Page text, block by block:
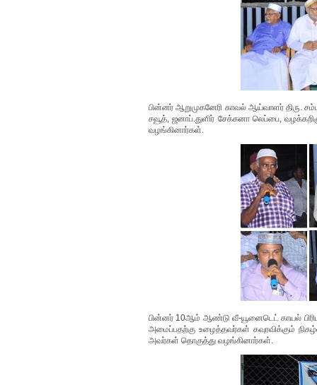
பின்னர் ஆறுமுகனேரி காவல் ஆய்வாளர் திரு.
சவூத், ஜனாப்.துளிர் சேக்கனா லெப்பை,
வழங்கினார்கள்.
பின்னர் 10ஆம் ஆண்டு வீ-யூனைடெட் காயல்
அமைப்பதற்கு உழைத்தவர்கள் கவுரவிக்கும்
அவர்கள் தொகுத்து வழங்கினார்கள்.